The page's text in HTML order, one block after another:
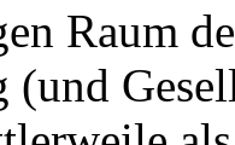
Raum
(und